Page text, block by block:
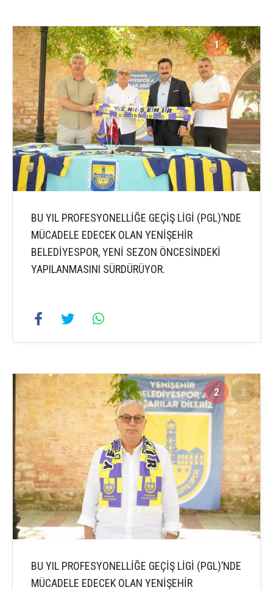
1 2
BU YIL PROFESYONELLİĞE GEÇİŞ LİGİ (PGL)’NDE
MÜCADELE EDECEK OLAN YENİŞEHİR
BELEDİYESPOR, YENİ SEZON ÖNCESİNDEKİ
YAPILANMASINI SÜRDÜRÜYOR.
2 2
BU YIL PROFESYONELLİĞE GEÇİŞ LİGİ (PGL)’NDE
MÜCADELE EDECEK OLAN YENİŞEHİR